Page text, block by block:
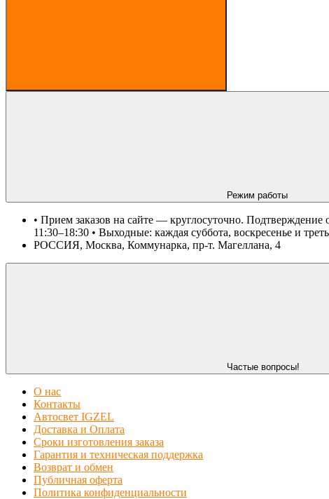
Режим работы
• Прием заказов на сайте — круглосуточно.
11:30–18:30 • Выходные: каждая суббота, воскресенье и
РОССИЯ, Москва, Коммунарка, пр-т. Магеллана, 4
Частые вопросы!
О нас
Контакты
Автосвет IGZEL
Доставка и Оплата
Сроки изготовления заказа
Гарантия и техническая поддержка
Возврат и обмен
Публичная оферта
Политика конфиденциальности